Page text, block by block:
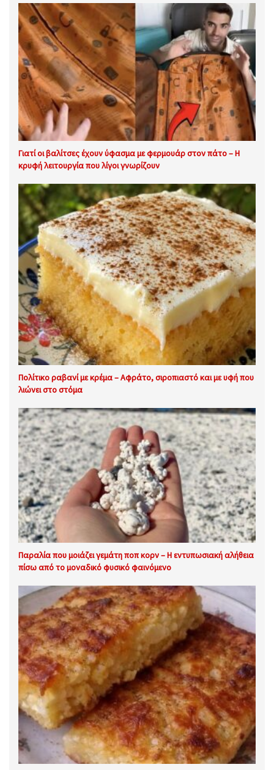
Γιατί οι βαλίτσες έχουν ύφασμα με φερμουάρ στον πάτο – Η
κρυφή λειτουργία που λίγοι γνωρίζουν
Πολίτικο ραβανί με κρέμα – Αφράτο, σιροπιαστό και με υφή που
λιώνει στο στόμα
Παραλία που μοιάζει γεμάτη ποπ κορν – Η εντυπωσιακή αλήθεια
πίσω από το μοναδικό φυσικό φαινόμενο